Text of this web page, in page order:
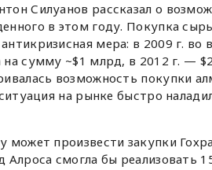
Силуанов рассказал о
в этом году. Покупка
мера: в 2009 г. во
на сумму ~$1 млрд, в 2012 г. —
возможность покупки
на рынке быстро
может произвести закупки
Алроса смогла бы реализовать